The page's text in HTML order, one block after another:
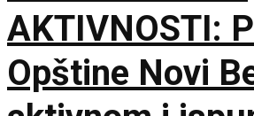
AKTIVNOSTI:
Opštine Novi